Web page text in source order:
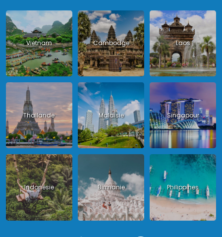
Vietnam Cambodge Laos
Thailande Malaisie Singapour
Indonésie Birmanie Philippines